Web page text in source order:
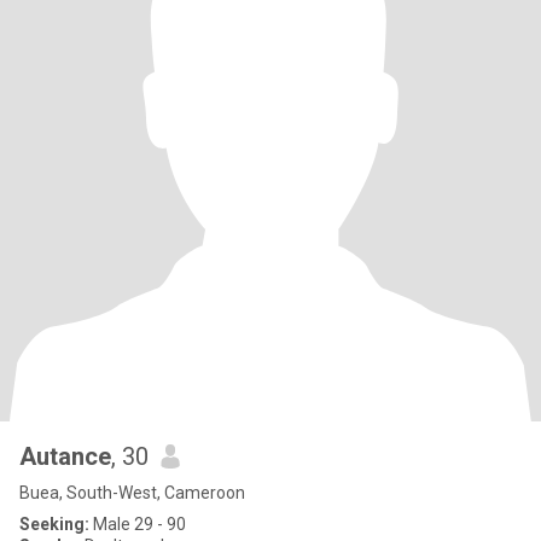
Autance, 30
Buea, South-West, Cameroon
Seeking: Male 29 - 90